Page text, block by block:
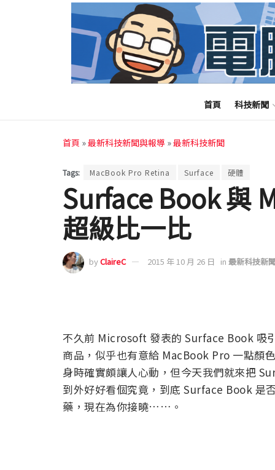
首頁 科技新聞
首頁 »最新科技新聞與報導 »最新科技新聞
Tags: MacBook Pro Retina Surface 硬體
Surface Book 與
超級比一比
byClaireC 2015 年 10 月 26 日 in 最新科技新
不久前 Microsoft 發表的 Surface Book 吸
商品，似乎也有意給 MacBook Pro 一點顏
身時確實頗讓人心動，但今天我們就來把
到外好好看個究竟，到底 Surface Book 是
藥，現在為你接曉……。